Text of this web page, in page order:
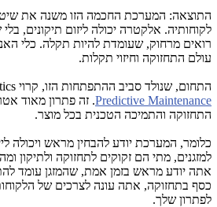
התוצאה: המערכת החכמה הזו משנה את
לקוחותיה. אלקטרה יכולה ליזום תיקונים,
רואים מרחוק, שעומדת להיות תקלה. כלי
עולם התחזוקה וחיזוי תקלות.
התחום, שנולד סביב ההתפתחות הזו, קרוי
Predictive Maintenance. זה פתרון מאוד
התחזוקה והתמיכה הטכנית בכל מוצר.
כלומר, המערכת יודע להבחין מראש ויכולה
למזגנים, מתי הם זקוקים לתחזוקה ולתיקון
אתה יודע מראש בזמן אמת, שהמזגן עומד
כסף בתחזוקה, אתה עונה לצרכים של
לפתרון שלך.